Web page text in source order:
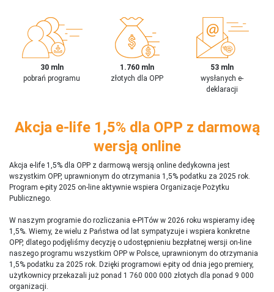
30 mln
pobrań programu
1.760 mln
złotych dla OPP
53 mln
wysłanych e-
deklaracji
Akcja e-life 1,5% dla OPP z darmową
wersją online
Akcja e-life 1,5% dla OPP z darmową wersją online dedykowna jest
wszystkim OPP, uprawnionym do otrzymania 1,5% podatku za 2025 rok.
Program e-pity 2025 on-line aktywnie wspiera Organizacje Pożytku
Publicznego.
W naszym programie do rozliczania e-PITów w 2026 roku wspieramy ideę
1,5%. Wiemy, że wielu z Państwa od lat sympatyzuje i wspiera konkretne
OPP, dlatego podjęliśmy decyzję o udostępnieniu bezpłatnej wersji on-line
naszego programu wszystkim OPP w Polsce, uprawnionym do otrzymania
1,5% podatku za 2025 rok. Dzięki programowi e-pity od dnia jego premiery,
użytkownicy przekazali już ponad 1 760 000 000 złotych dla ponad 9 000
organizacji.